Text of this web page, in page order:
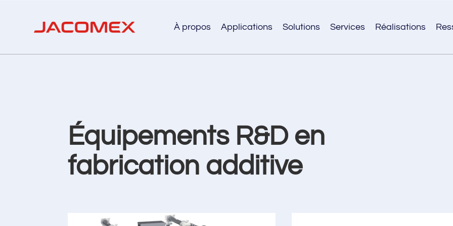
À propos Applications Solutions Services Réalisations
Équipements R&D en
fabrication additive